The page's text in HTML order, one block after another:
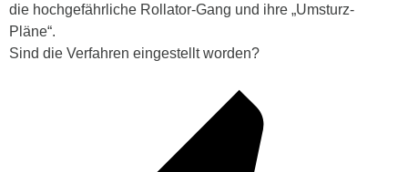
die hochgefährliche Rollator-Gang und ihre „Umsturz-
Pläne“.
Sind die Verfahren eingestellt worden?